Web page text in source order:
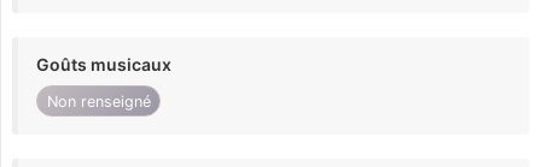
Goûts musicaux
Non renseigné